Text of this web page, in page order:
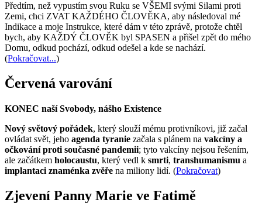
Předtím, než vypustím svou Ruku se VŠEMI svými Silami proti
Zemi, chci ZVAT KAŽDÉHO ČLOVĚKA, aby následoval mé
Indikace a moje Instrukce, které dám v této zprávě, protože chtěl
bych, aby KAŽDÝ ČLOVĚK byl SPASEN a přišel zpět do mého
Domu, odkud pochází, odkud odešel a kde se nachází.
(Pokračovat...)
Červená varování
KONEC naší Svobody, nášho Existence
Nový světový pořádek, který slouží mému protivníkovi, již začal
ovládat svět, jeho agenda tyranie začala s plánem na vakcíny a
očkování proti současné pandemii; tyto vakcíny nejsou řešením,
ale začátkem holocaustu, který vedl k smrti, transhumanismu a
implantaci znaménka zvěře na miliony lidí. (Pokračovat)
Zjevení Panny Marie ve Fatimě